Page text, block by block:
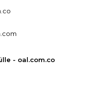
- oal.com.co